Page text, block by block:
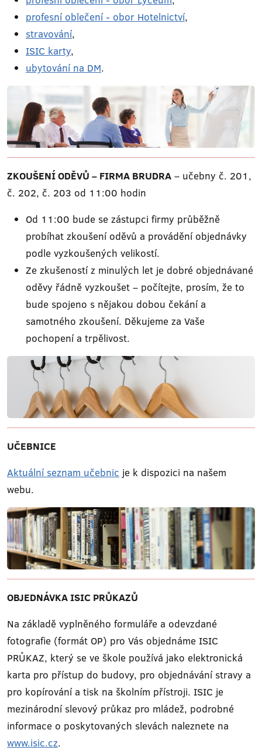
profesní oblečení - obor Hotelnictví,
stravování,
ISIC karty,
ubytování na DM.
ZKOUŠENÍ ODĚVŮ – FIRMA BRUDRA – učebny č. 201,
č. 202, č. 203 od 11:00 hodin
Od 11:00 bude se zástupci firmy průběžně
probíhat zkoušení oděvů a provádění objednávky
podle vyzkoušených velikostí.
Ze zkušeností z minulých let je dobré objednávané
oděvy řádně vyzkoušet – počítejte, prosím, že to
bude spojeno s nějakou dobou čekání a
samotného zkoušení. Děkujeme za Vaše
pochopení a trpělivost.
UČEBNICE
Aktuální seznam učebnic je k dispozici na našem
webu.
OBJEDNÁVKA ISIC PRŮKAZŮ
Na základě vyplněného formuláře a odevzdané
fotografie (formát OP) pro Vás objednáme ISIC
PRŮKAZ, který se ve škole používá jako elektronická
karta pro přístup do budovy, pro objednávání stravy a
pro kopírování a tisk na školním přístroji. ISIC je
mezinárodní slevový průkaz pro mládež, podrobné
informace o poskytovaných slevách naleznete na
www.isic.cz.